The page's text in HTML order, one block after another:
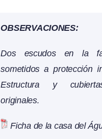
OBSERVACIONES:
Dos escudos en la
sometidos a protección
Estructura y
originales.
Ficha de la casa del